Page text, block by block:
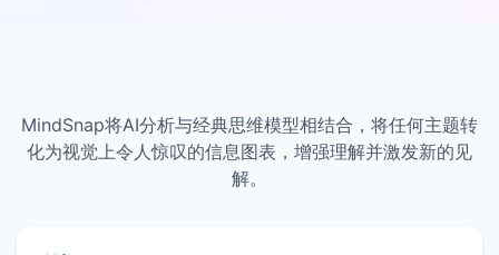
MindSnap将AI分析与经典思维模型相结合，将任何主题转
化为视觉上令人惊叹的信息图表，增强理解并激发新的见
解。